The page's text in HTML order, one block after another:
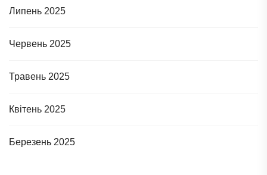
Липень 2025
Червень 2025
Травень 2025
Квітень 2025
Березень 2025